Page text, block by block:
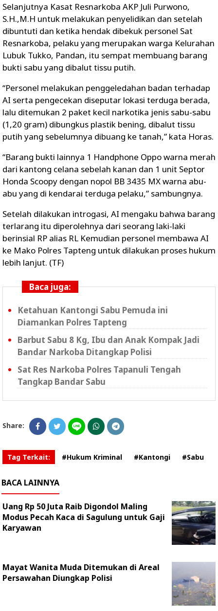
Selanjutnya Kasat Resnarkoba AKP Juli Purwono,
S.H.,M.H untuk melakukan penyelidikan dan setelah
dibuntuti dan ketika hendak dibekuk personel Sat
Resnarkoba, pelaku yang merupakan warga Kelurahan
Lubuk Tukko, Pandan, itu sempat membuang barang
bukti sabu yang dibalut tissu putih.
“Personel melakukan penggeledahan badan terhadap
AI serta pengecekan diseputar lokasi terduga berada,
lalu ditemukan 2 paket kecil narkotika jenis sabu-sabu
(1,20 gram) dibungkus plastik bening, dibalut tissu
putih yang sebelumnya dibuang ke tanah,” kata Horas.
“Barang bukti lainnya 1 Handphone Oppo warna merah
dari kantong celana sebelah kanan dan 1 unit Septor
Honda Scoopy dengan nopol BB 3435 MX warna abu-
abu yang di kendarai terduga pelaku,” sambungnya.
Setelah dilakukan introgasi, AI mengaku bahwa barang
terlarang itu diperolehnya dari seorang laki-laki
berinsial RP alias RL Kemudian personel membawa AI
ke Mako Polres Tapteng untuk dilakukan proses hukum
lebih lanjut. (TF)
Baca juga:
Ketahuan Kantongi Sabu Pemuda ini
Diamankan Polres Tapteng
Barbut Sabu 8 Kg, Ibu dan Anak Kompak Jadi
Bandar Narkoba Ditangkap Polisi
Sat Res Narkoba Polres Tapanuli Tengah
Tangkap Bandar Sabu
Share:
Tag Terkait: #Hukum Kriminal #Kantongi #Sabu
BACA LAINNYA
Uang Rp 50 Juta Raib Digondol Maling
Modus Pecah Kaca di Sagulung untuk Gaji
Karyawan
Mayat Wanita Muda Ditemukan di Areal
Persawahan Diungkap Polisi